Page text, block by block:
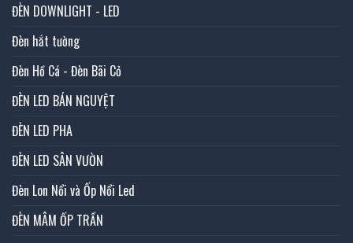
ĐÈN DOWNLIGHT - LED
Đèn hắt tường
Đèn Hồ Cá - Đèn Bãi Cỏ
ĐÈN LED BÁN NGUYỆT
ĐÈN LED PHA
ĐÈN LED SÂN VƯỜN
Đèn Lon Nổi và Ốp Nổi Led
ĐÈN MÂM ỐP TRẦN